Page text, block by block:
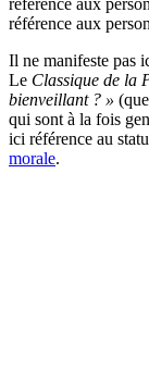
référence aux
Il ne manifeste pas
Le Classique de la
bienveillant ? »
qui sont à la fois
ici référence au
morale.